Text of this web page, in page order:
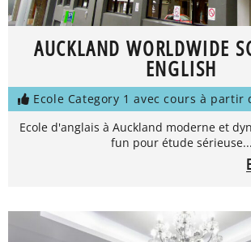
AUCKLAND WORLDWIDE
ENGLISH
Ecole Category 1 avec cours à partir
Ecole d'anglais à Auckland moderne et
fun pour étude sérieuse...